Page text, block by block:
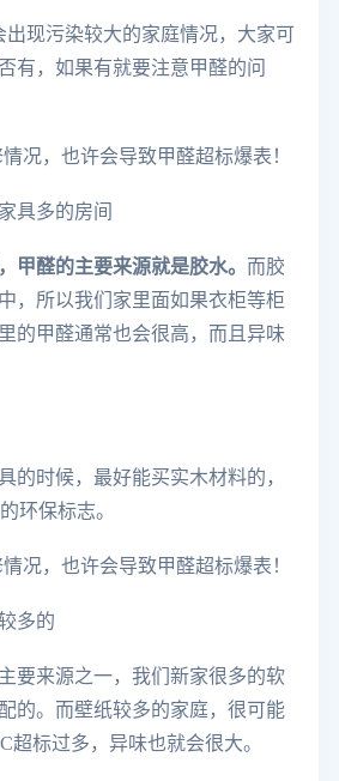
出现污染较大的家庭情况，大家可
有，如果有就要注意甲醛的问
具多的房间
甲醛的主要来源就是胶水。 而胶
，所以我们家里面如果衣柜等柜
的甲醛通常也会很高，而且异味
的时候，最好能买实木材料的，
环保标志。
多的
要来源之一，我们新家很多的软
的。 而壁纸较多的家庭，很可能
超标过多，异味也就会很大。